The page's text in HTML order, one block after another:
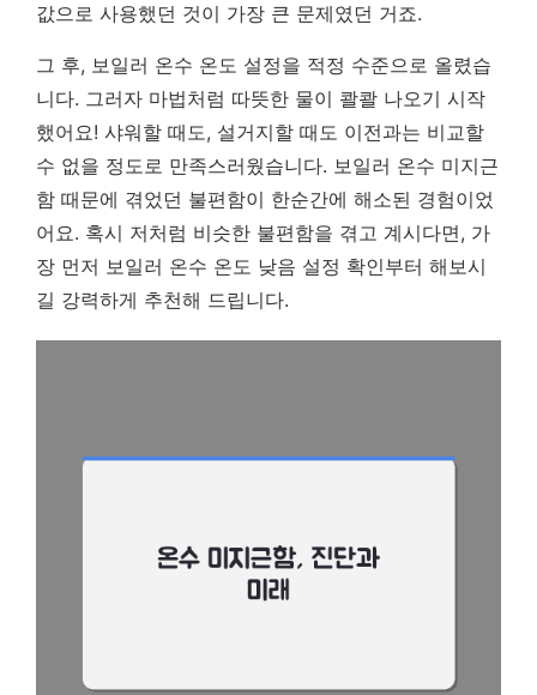
값으로 사용했던 것이 가장 큰 문제였던 거죠.
그 후, 보일러 온수 온도 설정을 적정 수준으로 올렸습
니다. 그러자 마법처럼 따뜻한 물이 콸콸 나오기 시작
했어요! 샤워할 때도, 설거지할 때도 이전과는 비교할
수 없을 정도로 만족스러웠습니다. 보일러 온수 미지근
함 때문에 겪었던 불편함이 한순간에 해소된 경험이었
어요. 혹시 저처럼 비슷한 불편함을 겪고 계시다면, 가
장 먼저 보일러 온수 온도 낮음 설정 확인부터 해보시
길 강력하게 추천해 드립니다.